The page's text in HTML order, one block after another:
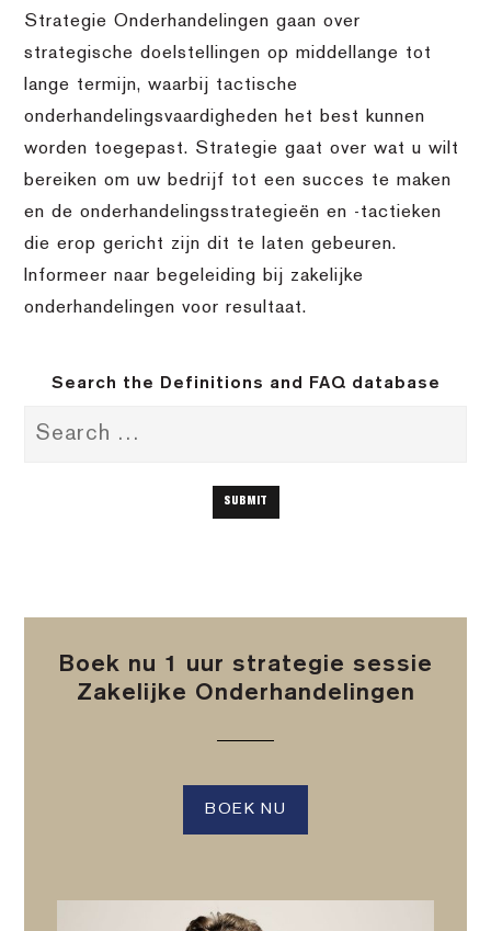
Strategie Onderhandelingen gaan over
strategische doelstellingen op middellange tot
lange termijn, waarbij tactische
onderhandelingsvaardigheden het best kunnen
worden toegepast. Strategie gaat over wat u wilt
bereiken om uw bedrijf tot een succes te maken
en de onderhandelingsstrategieën en -tactieken
die erop gericht zijn dit te laten gebeuren.
Informeer naar begeleiding bij zakelijke
onderhandelingen voor resultaat.
Search the Definitions and FAQ database
Boek nu 1 uur strategie sessie
Zakelijke Onderhandelingen
BOEK NU